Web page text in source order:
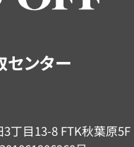
センター
丁目13-8 FTK秋葉原5F